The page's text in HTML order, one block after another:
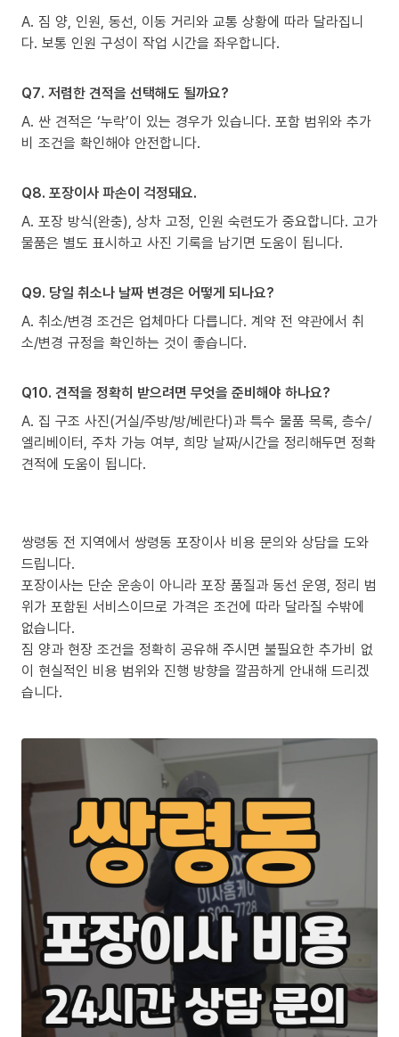
A. 짐 양, 인원, 동선, 이동 거리와 교통 상황에 따라 달라집니
다. 보통 인원 구성이 작업 시간을 좌우합니다.
Q7. 저렴한 견적을 선택해도 될까요?
A. 싼 견적은 ‘누락’이 있는 경우가 있습니다. 포함 범위와 추가
비 조건을 확인해야 안전합니다.
Q8. 포장이사 파손이 걱정돼요.
A. 포장 방식(완충), 상차 고정, 인원 숙련도가 중요합니다. 고가
물품은 별도 표시하고 사진 기록을 남기면 도움이 됩니다.
Q9. 당일 취소나 날짜 변경은 어떻게 되나요?
A. 취소/변경 조건은 업체마다 다릅니다. 계약 전 약관에서 취
소/변경 규정을 확인하는 것이 좋습니다.
Q10. 견적을 정확히 받으려면 무엇을 준비해야 하나요?
A. 집 구조 사진(거실/주방/방/베란다)과 특수 물품 목록, 층수/
엘리베이터, 주차 가능 여부, 희망 날짜/시간을 정리해두면 정확
견적에 도움이 됩니다.
쌍령동 전 지역에서 쌍령동 포장이사 비용 문의와 상담을 도와
드립니다.
포장이사는 단순 운송이 아니라 포장 품질과 동선 운영, 정리 범
위가 포함된 서비스이므로 가격은 조건에 따라 달라질 수밖에
없습니다.
짐 양과 현장 조건을 정확히 공유해 주시면 불필요한 추가비 없
이 현실적인 비용 범위와 진행 방향을 깔끔하게 안내해 드리겠
습니다.